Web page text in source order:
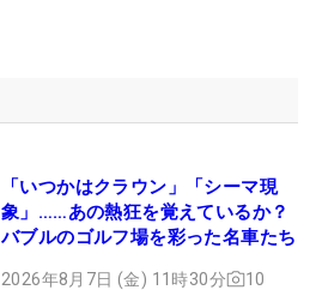
「いつかはクラウン」「シーマ現
象」……あの熱狂を覚えているか？
バブルのゴルフ場を彩った名車たち
2026年8月7日 (金) 11時30分 10